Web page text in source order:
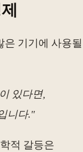
은 기기에 사용될
있다면,
니다."
적 갈등은